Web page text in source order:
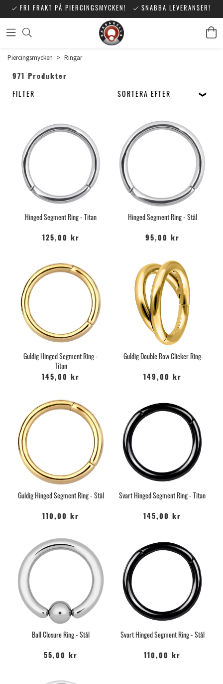
FRI FRAKT PÅ PIERCINGSMYCKEN! SNABBA LEVERANSER!
Piercingsmycken > Ringar
971 Produkter
FILTER SORTERA EFTER
Hinged Segment Ring - Titan
125,00 kr
Hinged Segment Ring - Stål
95,00 kr
Guldig Hinged Segment Ring -
Titan
145,00 kr
Guldig Double Row Clicker Ring
149,00 kr
Guldig Hinged Segment Ring - Stål
110,00 kr
Svart Hinged Segment Ring - Titan
145,00 kr
Ball Closure Ring - Stål
55,00 kr
Svart Hinged Segment Ring - Stål
110,00 kr